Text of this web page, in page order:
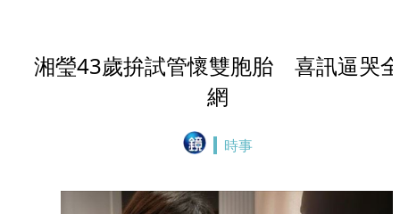
湘瑩43歲拚試管懷雙胞胎 喜訊逼哭
網
時事